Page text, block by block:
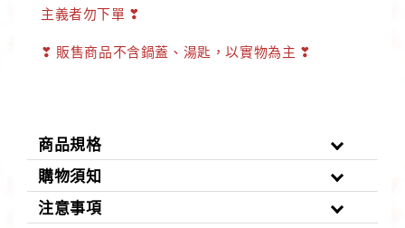
主義者勿下單 ❣
❣ 販售商品不含鍋蓋、湯匙，以實物為主 ❣
商品規格
購物須知
注意事項